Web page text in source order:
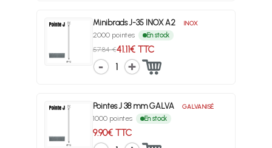
Minibrads J-35 INOX A2 INOX
2000 pointes En stock
57.84 €41.11€ TTC
1
Pointes J 38 mm GALVA GALVANISÉ
1000 pointes En stock
9.90€ TTC